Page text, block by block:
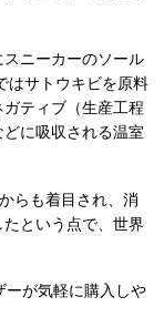
ニーカーのソール
はサトウキビを原料
ティブ（生産工程
に吸収される温室
らも着目され、消
という点で、世界
ーが気軽に購入しや